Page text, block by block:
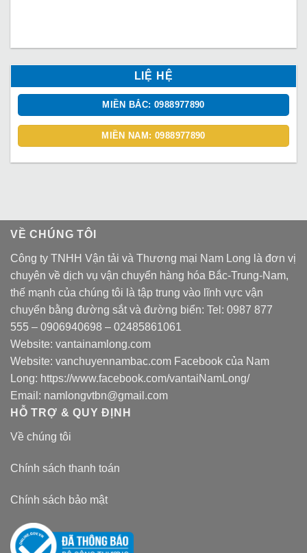
LIỆ HỆ
MIỀN BẮC: 0988977890
MIỀN NAM: 0988977890
VỀ CHÚNG TÔI
Công ty TNHH Vận tải và Thương mại Nam Long là đơn vị
chuyên về dịch vụ vận chuyển hàng hóa Bắc-Trung-Nam,
thế mạnh của chúng tôi là tập trung vào lĩnh vực vận
chuyển bằng đường sắt và đường biển: Tel: 0987 877
555 – 0906940698 – 02485861061
Website: vantainamlong.com
Website: vanchuyennambac.com Facebook của Nam
Long: https://www.facebook.com/vantaiNamLong/
Email: namlongvtbn@gmail.com
HỖ TRỢ & QUY ĐỊNH
Về chúng tôi
Chính sách thanh toán
Chính sách bảo mật